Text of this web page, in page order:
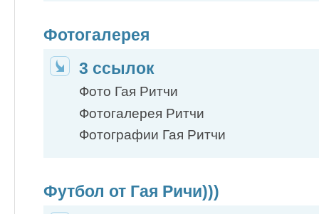
Фотогалерея
3 ссылок
Фото Гая Ритчи
Фотогалерея Ритчи
Фотографии Гая Ритчи
Футбол от Гая Ричи)))